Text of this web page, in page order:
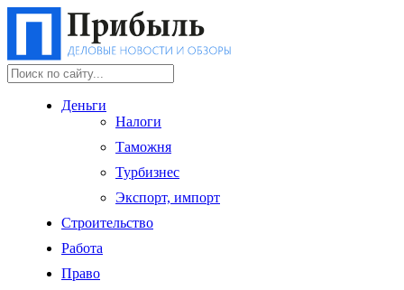
Деньги
Налоги
Таможня
Турбизнес
Экспорт, импорт
Строительство
Работа
Право